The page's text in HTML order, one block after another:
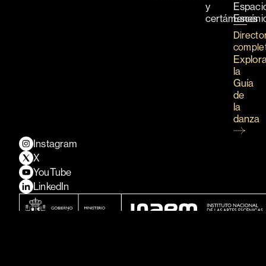
y
certámenes
la
Guía
de
la
danza
Instagram
X
YouTube
LinkedIn